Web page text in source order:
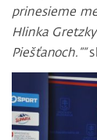
prinesieme
Hlinka
Piešťanoch.““